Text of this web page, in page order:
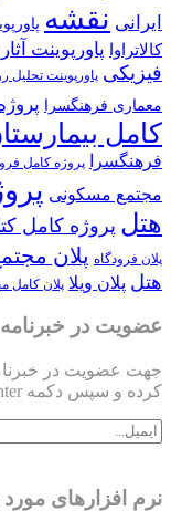
ایرانی نقشه
کالاتراوا پاورپوینت
فیزیکی پاورپوینت تحلیل
معماری فرهنگسرا
کامل
فرهنگسرا
پروژه کامل
مجتمع مسکونی
هتل پروژه کامل
پلان فرودگاه پلان
هتل پلان ویلا پلان کامل
عضویت در خبرنامه
جهت عضویت در
کرده و سپس دکمه Enter را بفشارید.
نرم افزارهای مورد